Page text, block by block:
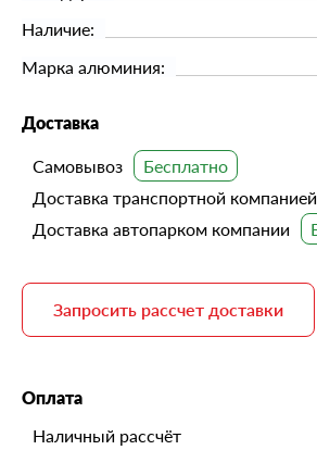
Наличие:
Марка алюминия:
Доставка
Самовывоз
Доставка транспортной компанией
Доставка автопарком компании
Запросить рассчет доставки
Оплата
Наличный рассчёт